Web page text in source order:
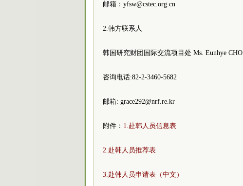
邮箱：yfsw@cstec.org.cn
2.韩方联系人
韩国研究财团国际交流项目处 Ms. Eunhye CHO
咨询电话:82-2-3460-5682
邮箱: grace292@nrf.re.kr
附件： 1.赴韩人员信息表
2.赴韩人员推荐表
3.赴韩人员申请表（中文）